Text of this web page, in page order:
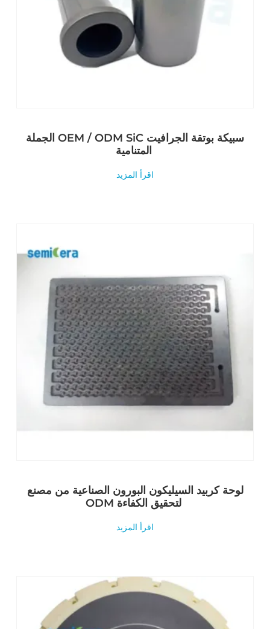
الجملة OEM / ODM SiC سبيكة بوتقة الجرافيت
اقرأ المزيد
لوحة كربيد السيليكون البورون الصناعية من مصنع
اقرأ المزيد